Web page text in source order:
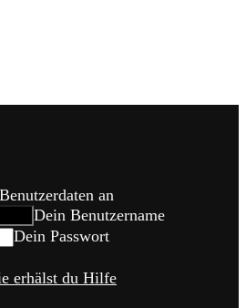
an
Dein Benutzername
Dein Passwort
erhälst du Hilfe